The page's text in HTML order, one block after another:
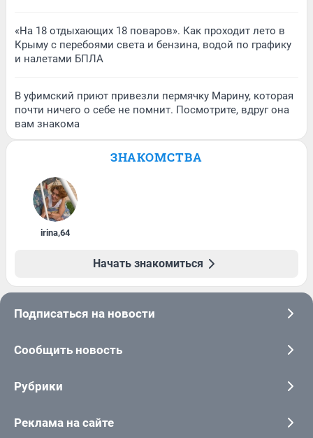
«На 18 отдыхающих 18 поваров». Как проходит лето в
Крыму с перебоями света и бензина, водой по графику
и налетами БПЛА
В уфимский приют привезли пермячку Марину, которая
почти ничего о себе не помнит. Посмотрите, вдруг она
вам знакома
ЗНАКОМСТВА
irina,64
Начать знакомиться
Подписаться на новости
Сообщить новость
Рубрики
Реклама на сайте